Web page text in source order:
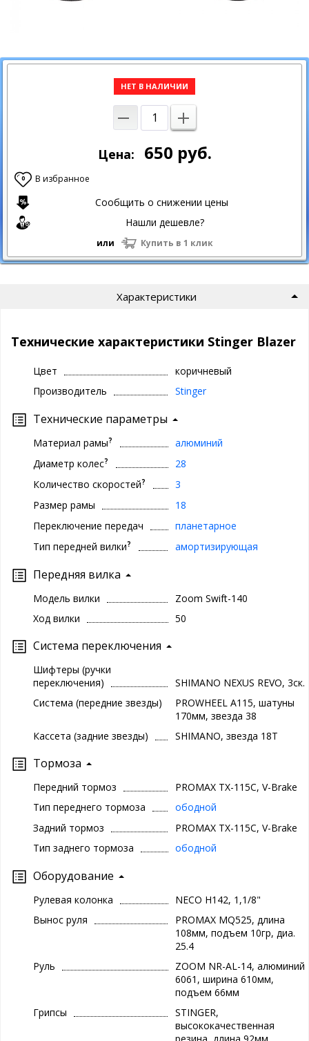
НЕТ В НАЛИЧИИ
Цена: 650 руб.
0 В избранное
Сообщить о снижении цены
Нашли дешевле?
или Купить в 1 клик
Характеристики
Технические характеристики Stinger Blazer
Цвет
коричневый
Производитель
Stinger
Технические параметры
Материал рамы?
алюминий
Диаметр колес?
28
Количество скоростей?
3
Размер рамы
18
Переключение передач
планетарное
Тип передней вилки? амортизирующая
Передняя вилка
Модель вилки
Zoom Swift-140
Ход вилки
50
Система переключения
Шифтеры (ручки
переключения)
SHIMANO NEXUS REVO, 3ск.
Система (передние звезды)
PROWHEEL A115, шатуны
170мм, звезда 38
Кассета (задние звезды)
SHIMANO, звезда 18Т
Тормоза
Передний тормоз
PROMAX TX-115C, V-Brake
Тип переднего тормоза
ободной
Задний тормоз
PROMAX TX-115C, V-Brake
Тип заднего тормоза
ободной
Оборудование
Рулевая колонка
NECO H142, 1,1/8"
Вынос руля
PROMAX MQ525, длина
108мм, подъем 10гр, диа.
25.4
Руль
ZOOM NR-AL-14, алюминий
6061, ширина 610мм,
подъем 66мм
Грипсы
STINGER,
высококачественная